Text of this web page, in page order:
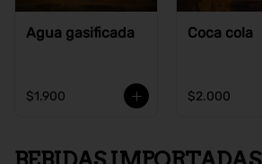
Agua gasificada
$1.900
Coca cola
$2.000